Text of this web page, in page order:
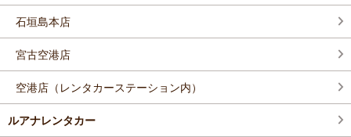
石垣島本店
宮古空港店
空港店（レンタカーステーション内）
ルアナレンタカー